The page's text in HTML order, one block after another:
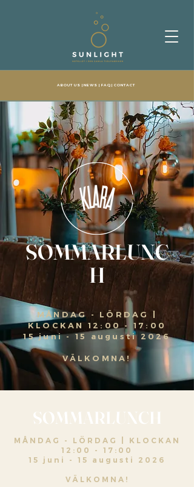
ABOUT US | NEWS | FAQ|CONTACT
SOMMARLUNC
H
MÅNDAG - LÖRDAG |
KLOCKAN 12:00 - 17:00
15 juni - 15 augusti 2026
VÄLKOMNA!
SOMMARLUNCH
MÅNDAG - LÖRDAG | KLOCKAN
12:00 - 17:00
15 juni - 15 augusti 2026
VÄLKOMNA!